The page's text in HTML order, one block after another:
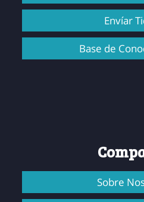
Envíar
Base de
Sobre